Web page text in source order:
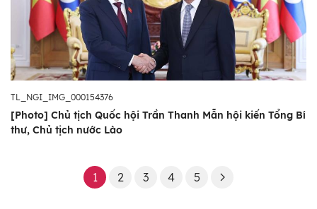
TL_NGI_IMG_000154376
[Photo] Chủ tịch Quốc hội Trần Thanh Mẫn hội kiến Tổng Bí
thư, Chủ tịch nước Lào
1 2 3 4 5